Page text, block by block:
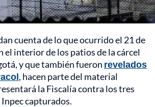
cuenta de lo que ocurrido el 21 de
el interior de los patios de la cárcel
y que también fueron revelados
, hacen parte del material
la Fiscalía contra los tres
capturados.